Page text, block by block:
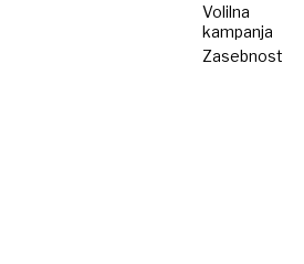
Volilna
kampanja
Zasebnost